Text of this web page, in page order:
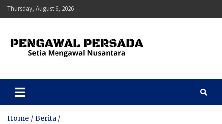
Skip
to
Thursday, August 6, 2026
Pengawal Persada
Home
Berita